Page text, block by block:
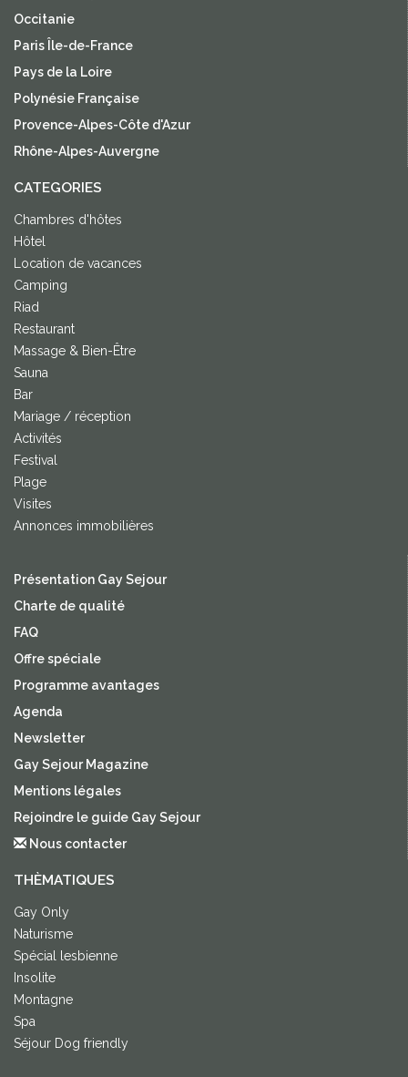
Occitanie
Paris Île-de-France
Pays de la Loire
Polynésie Française
Provence-Alpes-Côte d'Azur
Rhône-Alpes-Auvergne
CATEGORIES
Chambres d'hôtes
Hôtel
Location de vacances
Camping
Riad
Restaurant
Massage & Bien-Être
Sauna
Bar
Mariage / réception
Activités
Festival
Plage
Visites
Annonces immobilières
Présentation Gay Sejour
Charte de qualité
FAQ
Offre spéciale
Programme avantages
Agenda
Newsletter
Gay Sejour Magazine
Mentions légales
Rejoindre le guide Gay Sejour
Nous contacter
THÈMATIQUES
Gay Only
Naturisme
Spécial lesbienne
Insolite
Montagne
Spa
Séjour Dog friendly